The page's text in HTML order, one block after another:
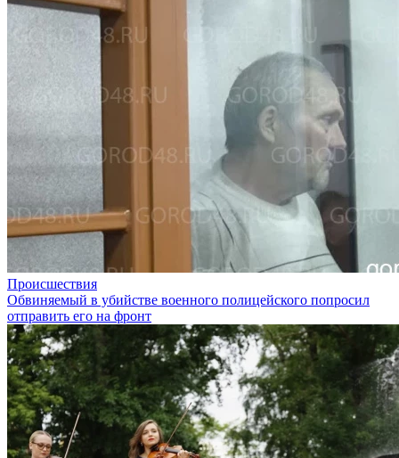
Происшествия
Обвиняемый в убийстве военного полицейского попросил
отправить его на фронт